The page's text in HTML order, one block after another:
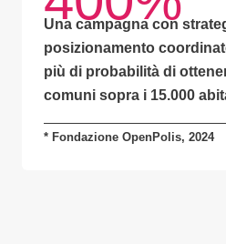
Una campagna con
posizionamento
più di probabilità di
comuni sopra i 15.000
* Fondazione OpenPolis, 2024